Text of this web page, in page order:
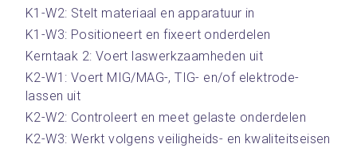
K1-W2: Stelt materiaal en apparatuur in
K1-W3: Positioneert en fixeert onderdelen
Kerntaak 2: Voert laswerkzaamheden uit
K2-W1: Voert MIG/MAG-, TIG- en/of elektrode-
lassen uit
K2-W2: Controleert en meet gelaste onderdelen
K2-W3: Werkt volgens veiligheids- en kwaliteitseisen